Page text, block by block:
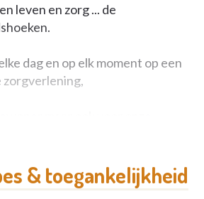
leven en zorg ... de
dag en op elk moment op een
tevens ook een groene plaats
lawaai uit de weg wil gaan.
& toegankelijkheid